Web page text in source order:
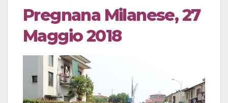
Pregnana Milanese, 27
Maggio 2018